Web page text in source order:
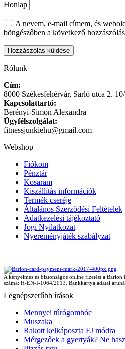
Honlap
A nevem, e-mail címem, és
böngészőben a következő
Rólunk
Cím:
8000 Székesfehérvár, Sarló utca 2.
Kapcsolattartó:
Berényi-Simon Alexandra
Ügyfélszolgálat:
fitnessjunkiehu@gmail.com
Webshop
Fiókom
Pénztár
Kosaram
Kiszállítás információk
Termék cseréje
Általános Szerződési Feltételek
Adatkezelési tájékoztató
Jogi Nyilatkozat
Nyereményjáték szabályzat
A kényelmes és biztonságos online fizetést a
száma: H-EN-I-1064/2013. Bankkártya adatai
Legnépszerűbb írások
Mennyei túrógombóc
Muszaka
Rakott kelkáposzta FJ módra
Mérgezőek a gyertyák? Ne